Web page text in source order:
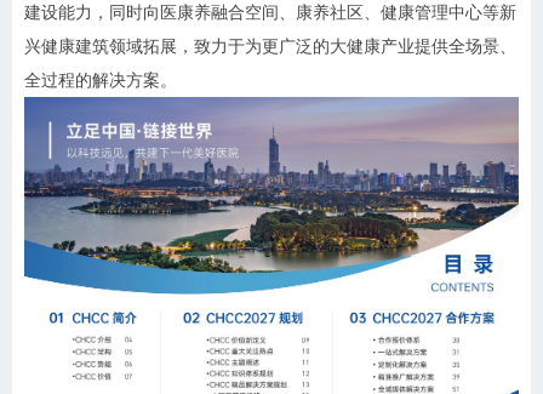
建设能力，同时向医康养融合空间、康养社区、健康管理中心等新
兴健康建筑领域拓展，致力于为更广泛的大健康产业提供全场景、
全过程的解决方案。